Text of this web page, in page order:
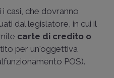
casi, che dovranno
dal legislatore, in cui il
carte di credito o
per un'oggettiva
POS).